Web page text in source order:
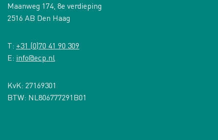
Maanweg 174, 8e verdieping
2516 AB Den Haag
T: +31 (0)70 41 90 309
E: info@ecp.nl
KvK: 27169301
BTW: NL806777291B01